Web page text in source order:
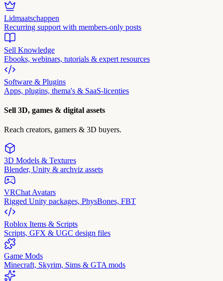
Lidmaatschappen
Recurring support with members-only posts
Sell Knowledge
Ebooks, webinars, tutorials & expert resources
Software & Plugins
Apps, plugins, thema's & SaaS-licenties
Sell 3D, games & digital assets
Reach creators, gamers & 3D buyers.
3D Models & Textures
Blender, Unity & archviz assets
VRChat Avatars
Rigged Unity packages, PhysBones, FBT
Roblox Items & Scripts
Scripts, GFX & UGC design files
Game Mods
Minecraft, Skyrim, Sims & GTA mods